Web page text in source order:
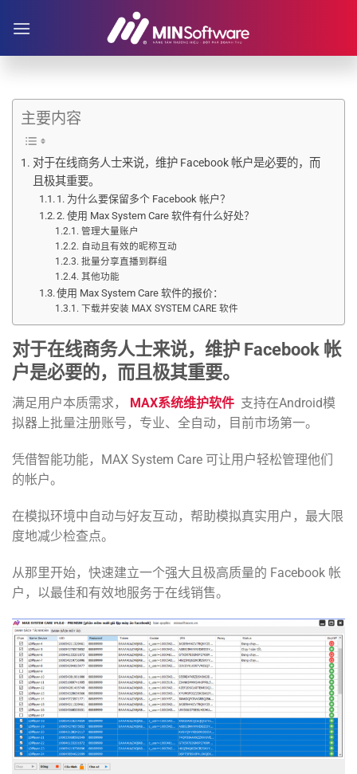
主要内容
对于在线商务人士来说，维护 Facebook 帐户是必要的，而
且极其重要。
1. 为什么要保留多个 Facebook 帐户？
2. 使用 Max System Care 软件有什么好处？
管理大量账户
自动且有效的昵称互动
批量分享直播到群组
其他功能
使用 Max System Care 软件的报价：
下载并安装 MAX SYSTEM CARE 软件
对于在线商务人士来说，维护 Facebook 帐
户是必要的，而且极其重要。
满足用户本质需求， MAX系统维护软件 支持在Android模
拟器上批量注册账号，专业、全自动，目前市场第一。
凭借智能功能，MAX System Care 可让用户轻松管理他们
的帐户。
在模拟环境中自动与好友互动，帮助模拟真实用户，最大限
度地减少检查点。
从那里开始，快速建立一个强大且极高质量的 Facebook 帐
户，以最佳和有效地服务于在线销售。